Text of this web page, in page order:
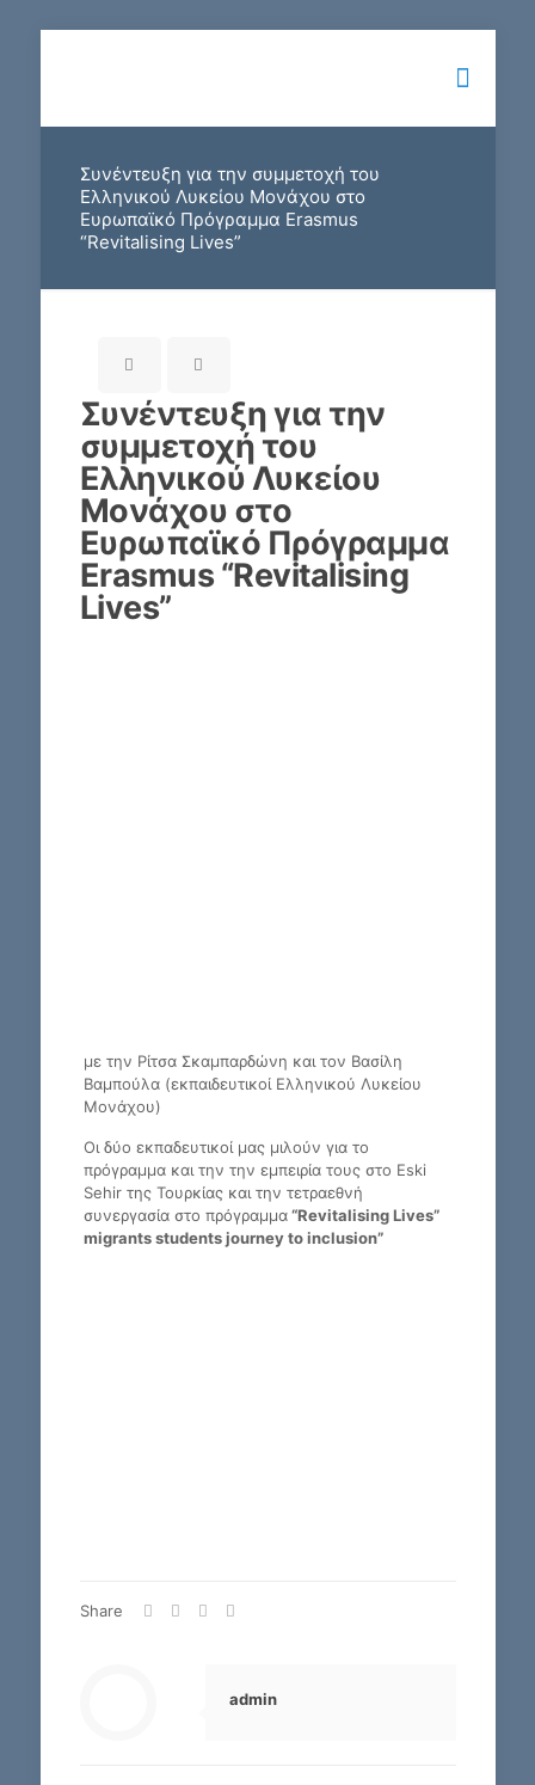
Συνέντευξη για την συμμετοχή του
Ελληνικού Λυκείου Μονάχου στο
Ευρωπαϊκό Πρόγραμμα Erasmus
“Revitalising Lives”
Συνέντευξη για την
συμμετοχή του
Ελληνικού Λυκείου
Μονάχου στο
Ευρωπαϊκό Πρόγραμμα
Erasmus “Revitalising
Lives”
με την Ρίτσα Σκαμπαρδώνη και τον Βασίλη
Βαμπούλα (εκπαιδευτικοί Ελληνικού Λυκείου
Μονάχου)
Οι δύο εκπαδευτικοί μας μιλούν για το
πρόγραμμα και την την εμπειρία τους στο Eski
Sehir της Τουρκίας και την τετραεθνή
συνεργασία στο πρόγραμμα“Revitalising Lives”
migrants students journey to inclusion”
Share
admin